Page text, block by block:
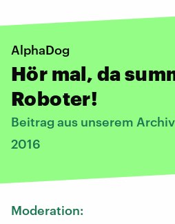
AlphaDog
Hör mal, da
Roboter!
Beitrag aus unserem
2016
Moderation: